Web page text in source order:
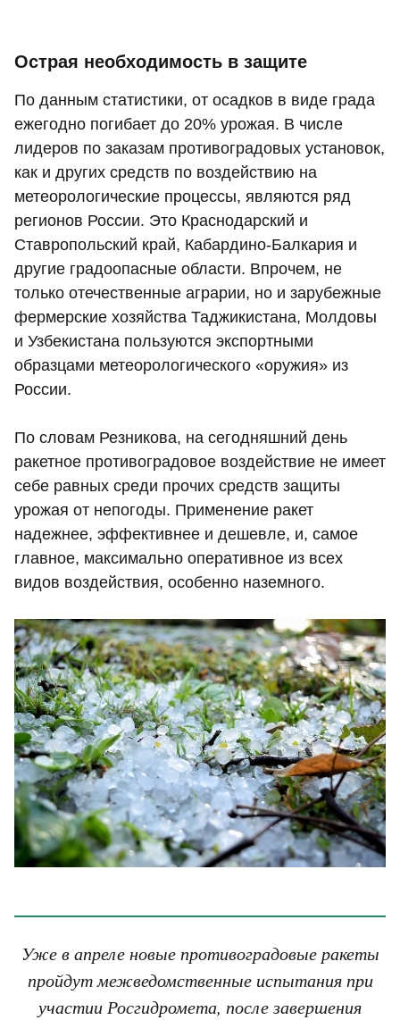
Острая необходимость в защите
По данным статистики, от осадков в виде града
ежегодно погибает до 20% урожая. В числе
лидеров по заказам противоградовых установок,
как и других средств по воздействию на
метеорологические процессы, являются ряд
регионов России. Это Краснодарский и
Ставропольский край, Кабардино-Балкария и
другие градоопасные области. Впрочем, не
только отечественные аграрии, но и зарубежные
фермерские хозяйства Таджикистана, Молдовы
и Узбекистана пользуются экспортными
образцами метеорологического «оружия» из
России.
По словам Резникова, на сегодняшний день
ракетное противоградовое воздействие не имеет
себе равных среди прочих средств защиты
урожая от непогоды. Применение ракет
надежнее, эффективнее и дешевле, и, самое
главное, максимально оперативное из всех
видов воздействия, особенно наземного.
Уже в апреле новые противоградовые ракеты
пройдут межведомственные испытания при
участии Росгидромета, после завершения